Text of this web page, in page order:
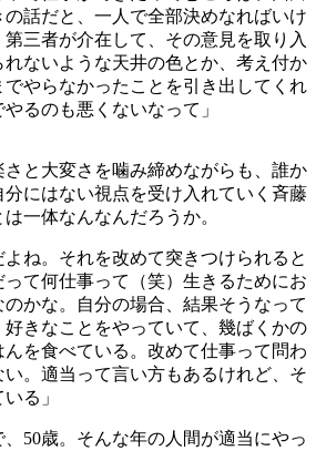
話だと、一人で全部決めなればいけ
三者が介在して、その意見を取り入
ないような天井の色とか、考え付か
やらなかったことを引き出してくれ
るのも悪くないなって」
と大変さを噛み締めながらも、誰か
にはない視点を受け入れていく斉藤
一体なんなんだろうか。
よね。それを改めて突きつけられると
て何仕事って（笑）生きるためにお
かな。自分の場合、結果そうなって
きなことをやっていて、幾ばくかの
を食べている。改めて仕事って問わ
。適当って言い方もあるけれど、そ
る」
、50歳。そんな年の人間が適当にやっ